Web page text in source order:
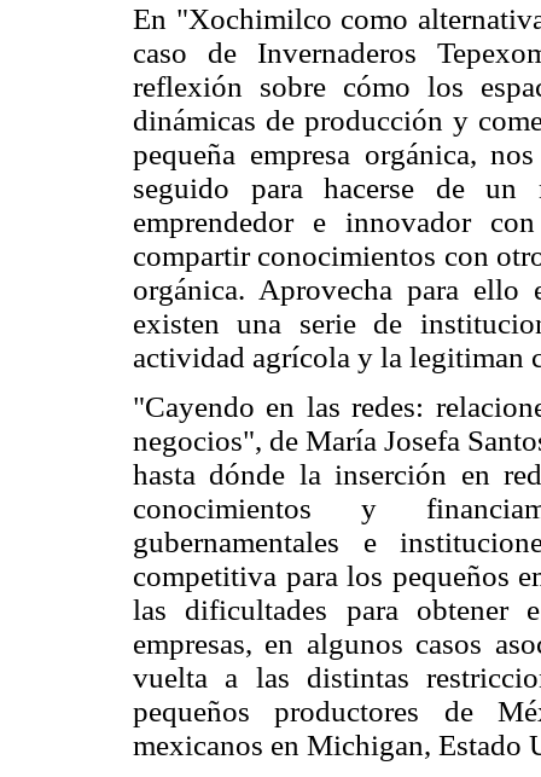
En "Xochimilco como
caso de Invernaderos
reflexión sobre cómo los
dinámicas de producción y
pequeña empresa orgánica,
seguido para hacerse de
emprendedor e innovador
compartir conocimientos con
orgánica. Aprovecha para
existen una serie de
actividad agrícola y la legitiman
"Cayendo en las redes:
negocios", de María Josefa
hasta dónde la inserción en
conocimientos y
gubernamentales e
competitiva para los pequeños
las dificultades para
empresas, en algunos casos
vuelta a las distintas
pequeños productores de
mexicanos en Michigan, Estado